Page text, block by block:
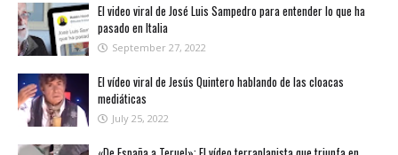
El video viral de José Luis Sampedro para entender lo que ha
pasado en Italia
September 27, 2022
El vídeo viral de Jesús Quintero hablando de las cloacas
mediáticas
July 25, 2022